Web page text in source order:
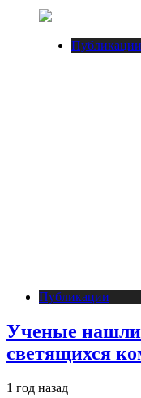
Публикации
Публикации
Ученые нашли
светящихся
1 год назад